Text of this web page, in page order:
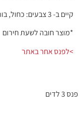
קיים ב- 3 צבעים: כחול, בורדו, כסף
*מוצר חובה לשעת חירום
>לפנס אחר באתר
פנס 3 לדים